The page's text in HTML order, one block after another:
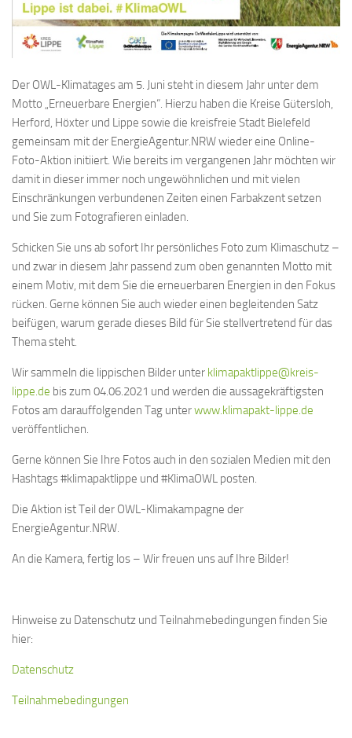
Der OWL-Klimatages am 5. Juni steht in diesem Jahr unter dem
Motto „Erneuerbare Energien“. Hierzu haben die Kreise Gütersloh,
Herford, Höxter und Lippe sowie die kreisfreie Stadt Bielefeld
gemeinsam mit der EnergieAgentur.NRW wieder eine Online-
Foto-Aktion initiiert. Wie bereits im vergangenen Jahr möchten wir
damit in dieser immer noch ungewöhnlichen und mit vielen
Einschränkungen verbundenen Zeiten einen Farbakzent setzen
und Sie zum Fotografieren einladen.
Schicken Sie uns ab sofort Ihr persönliches Foto zum Klimaschutz –
und zwar in diesem Jahr passend zum oben genannten Motto mit
einem Motiv, mit dem Sie die erneuerbaren Energien in den Fokus
rücken. Gerne können Sie auch wieder einen begleitenden Satz
beifügen, warum gerade dieses Bild für Sie stellvertretend für das
Thema steht.
Wir sammeln die lippischen Bilder unter klimapaktlippe@kreis-
lippe.de bis zum 04.06.2021 und werden die aussagekräftigsten
Fotos am darauffolgenden Tag unterwww.klimapakt-lippe.de
veröffentlichen.
Gerne können Sie Ihre Fotos auch in den sozialen Medien mit den
Hashtags#klimapaktlippe und #KlimaOWL posten.
Die Aktion ist Teil der OWL-Klimakampagne der
EnergieAgentur.NRW.
An die Kamera, fertig los – Wir freuen uns auf Ihre Bilder!
Hinweise zu Datenschutz und Teilnahmebedingungen finden Sie
hier:
Datenschutz
Teilnahmebedingungen